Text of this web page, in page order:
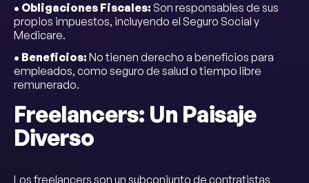
• Obligaciones Fiscales: Son responsables de sus
propios impuestos, incluyendo el Seguro Social y
Medicare.
• Beneficios: No tienen derecho a beneficios para
empleados, como seguro de salud o tiempo libre
remunerado.
Freelancers: Un Paisaje
Diverso
Los freelancers son un subconjunto de contratistas